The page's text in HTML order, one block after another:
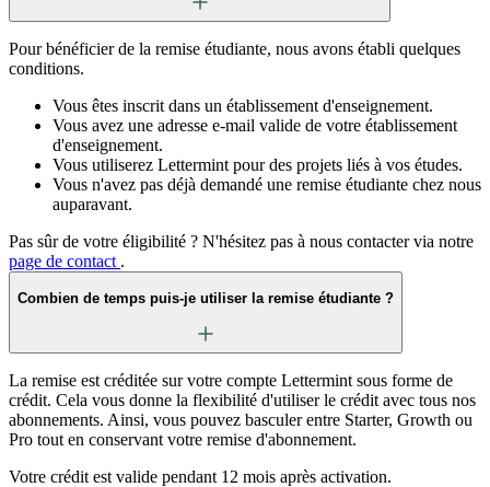
Pour bénéficier de la remise étudiante, nous avons établi quelques
conditions.
Vous êtes inscrit dans un établissement d'enseignement.
Vous avez une adresse e-mail valide de votre établissement
d'enseignement.
Vous utiliserez Lettermint pour des projets liés à vos études.
Vous n'avez pas déjà demandé une remise étudiante chez nous
auparavant.
Pas sûr de votre éligibilité ? N'hésitez pas à nous contacter via notre
page de contact .
Combien de temps puis-je utiliser la remise étudiante ?
La remise est créditée sur votre compte Lettermint sous forme de
crédit. Cela vous donne la flexibilité d'utiliser le crédit avec tous nos
abonnements. Ainsi, vous pouvez basculer entre Starter, Growth ou
Pro tout en conservant votre remise d'abonnement.
Votre crédit est valide pendant 12 mois après activation.